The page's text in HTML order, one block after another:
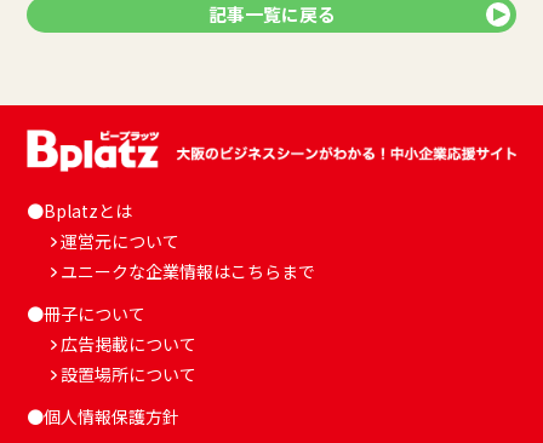
記事一覧に戻る
●Bplatzとは
運営元について
ユニークな企業情報はこちらまで
●冊子について
広告掲載について
設置場所について
●個人情報保護方針